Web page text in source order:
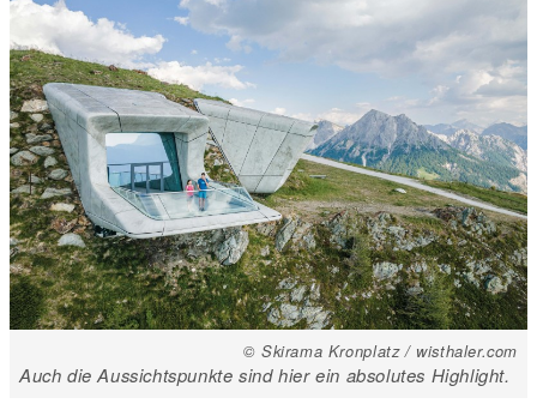
© Skirama Kronplatz / wisthaler.com
Auch die Aussichtspunkte sind hier ein absolutes Highlight.